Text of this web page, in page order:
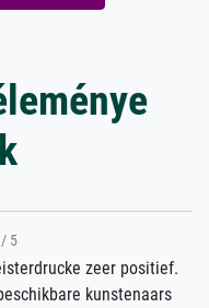
zeer positief.
kunstenaars